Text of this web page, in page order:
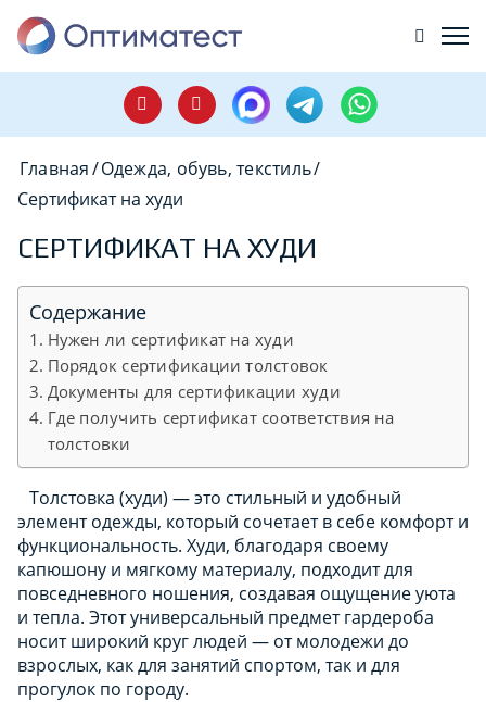
Главная/Одежда, обувь, текстиль/
Сертификат на худи
СЕРТИФИКАТ НА ХУДИ
Содержание
Нужен ли сертификат на худи
Порядок сертификации толстовок
Документы для сертификации худи
Где получить сертификат соответствия на
толстовки
Толстовка (худи) — это стильный и удобный
элемент одежды, который сочетает в себе комфорт и
функциональность. Худи, благодаря своему
капюшону и мягкому материалу, подходит для
повседневного ношения, создавая ощущение уюта
и тепла. Этот универсальный предмет гардероба
носит широкий круг людей — от молодежи до
взрослых, как для занятий спортом, так и для
прогулок по городу.